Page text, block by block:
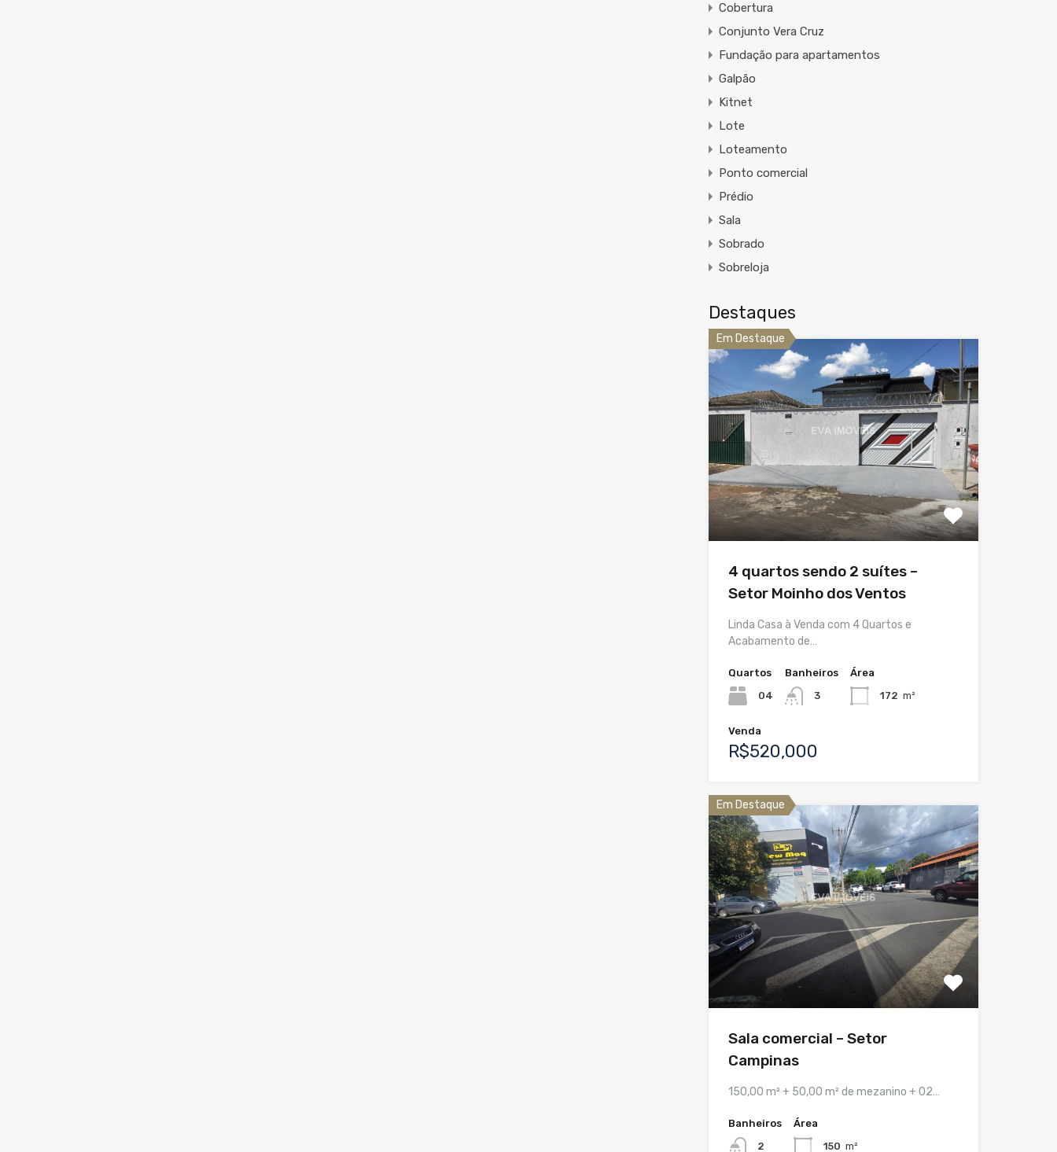
Cobertura
Conjunto Vera Cruz
Fundação para apartamentos
Galpão
Kitnet
Lote
Loteamento
Ponto comercial
Prédio
Sala
Sobrado
Sobreloja
Destaques
Em Destaque
4 quartos sendo 2 suítes –
Setor Moinho dos Ventos
Linda Casa à Venda com 4 Quartos e
Acabamento de…
Quartos
04
Banheiros
3
Área
172 m²
Venda
R$520,000
Em Destaque
Sala comercial – Setor
Campinas
150,00 m² + 50,00 m² de mezanino + 02…
Banheiros
2
Área
150 m²